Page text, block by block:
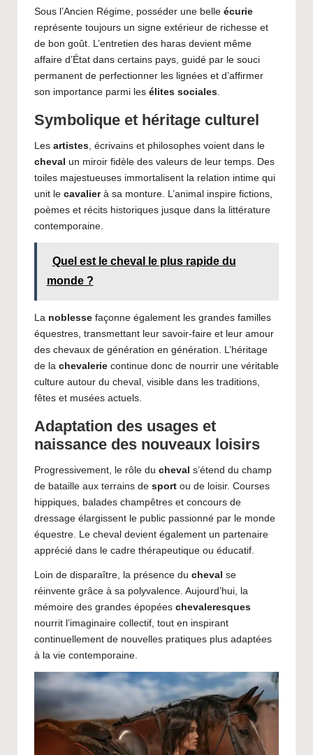
Sous l’Ancien Régime, posséder une belle écurie
représente toujours un signe extérieur de richesse et
de bon goût. L’entretien des haras devient même
affaire d’État dans certains pays, guidé par le souci
permanent de perfectionner les lignées et d’affirmer
son importance parmi les élites sociales
Symbolique et héritage culturel
Les artistes , écrivains et philosophes voient dans le
cheval un miroir fidèle des valeurs de leur temps. Des
toiles majestueuses immortalisent la relation intime qui
unit le cavalierà sa monture. L’animal inspire fictions,
poèmes et récits historiques jusque dans la littérature
contemporaine.
Quel est le cheval le plus rapide du
monde ?
La noblesse façonne également les grandes familles
équestres, transmettant leur savoir-faire et leur amour
des chevaux de génération en génération. L’héritage
de la chevalerie continue donc de nourrir une véritable
culture autour du cheval, visible dans les traditions,
fêtes et musées actuels.
Adaptation des usages et
naissance des nouveaux loisirs
Progressivement, le rôle du cheval s’étend du champ
de bataille aux terrains de sport ou de loisir. Courses
hippiques, balades champêtres et concours de
dressage élargissent le public passionné par le monde
équestre. Le cheval devient également un partenaire
apprécié dans le cadre thérapeutique ou éducatif.
Loin de disparaître, la présence du cheval se
réinvente grâce à sa polyvalence. Aujourd’hui, la
mémoire des grandes épopées chevaleresques
nourrit l’imaginaire collectif, tout en inspirant
continuellement de nouvelles pratiques plus adaptées
à la vie contemporaine.